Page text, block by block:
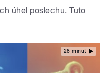
úhel poslechu. Tuto
28 minut